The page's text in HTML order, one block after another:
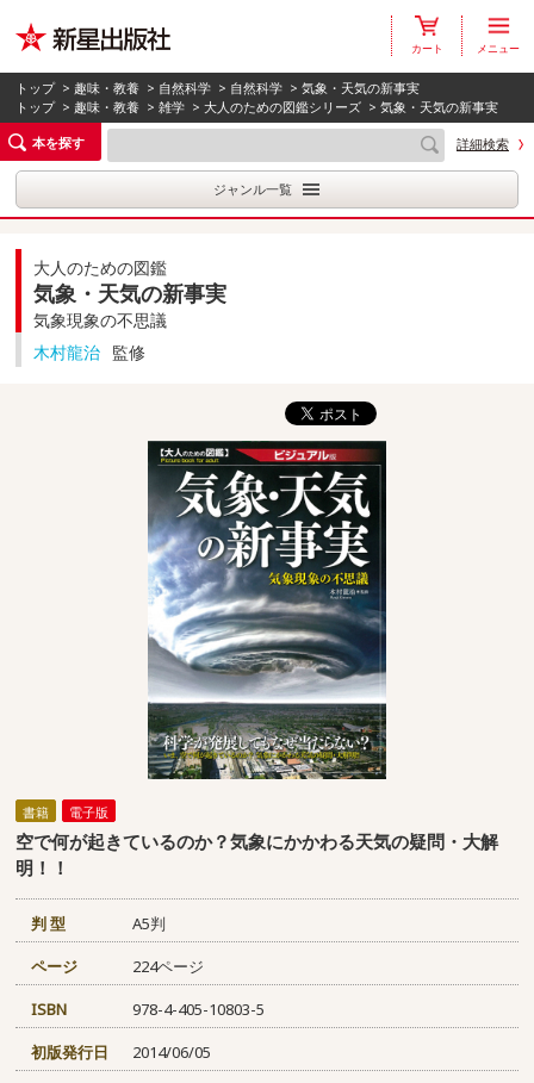
カート メニュー
トップ >趣味・教養 > 自然科学 > 自然科学 > 気象・天気の新事実
トップ >趣味・教養 >雑学 >大人のための図鑑シリーズ > 気象・天気の新事実
本を探す
詳細検索
ジャンル一覧
大人のための図鑑
気象・天気の新事実
気象現象の不思議
木村龍治 監修
書籍 電子版
空で何が起きているのか？気象にかかわる天気の疑問・大解
明！！
判 型
A5判
ページ
224ページ
ISBN
978-4-405-10803-5
初版発行日
2014/06/05